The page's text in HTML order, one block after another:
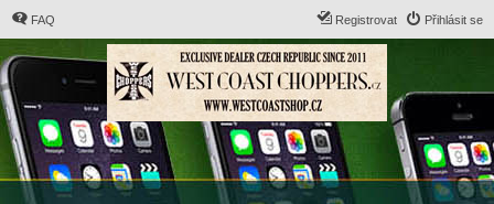
FAQ Přihlásit se
Registrovat